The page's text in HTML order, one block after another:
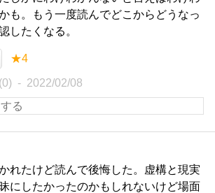
も。もう一度読んでどこからどうなっ
したくなる。
★4
2022/02/08
れたけど読んで後悔した。虚構と現実
にしたかったのかもしれないけど場面